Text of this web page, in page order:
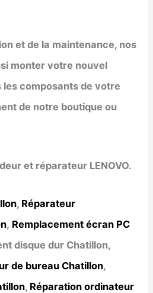
et de la maintenance, nos
monter votre nouvel
composants de votre
de notre boutique ou
et réparateur LENOVO.
, Réparateur
, Remplacement écran PC
disque dur Chatillon,
de bureau Chatillon,
, Réparation ordinateur